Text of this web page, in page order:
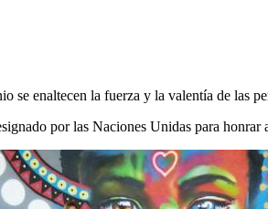
se enaltecen la fuerza y la valentía de las
por las Naciones Unidas para honrar